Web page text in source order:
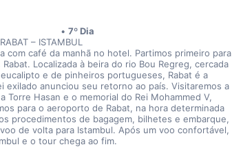
7º Dia
– ISTAMBUL
com café da manhã no hotel. Partimos primeiro para
Localizada à beira do rio Bou Regreg, cercada
e de pinheiros portugueses, Rabat é a
exilado anunciou seu retorno ao país. Visitaremos a
Torre Hasan e o memorial do Rei Mohammed V,
para o aeroporto de Rabat, na hora determinada
procedimentos de bagagem, bilhetes e embarque,
de volta para Istambul. Após um voo confortável,
e o tour chega ao fim.